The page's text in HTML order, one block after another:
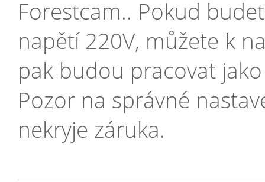
Forestcam.. Pokud
napětí 220V, můžete k
pak budou pracovat
Pozor na správné
nekryje záruka.